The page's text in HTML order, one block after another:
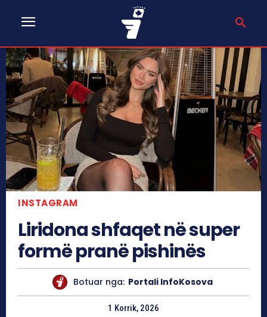
INSTAGRAM
Liridona shfaqet në super
formë pranë pishinës
Botuar nga: Portali InfoKosova
1 Korrik, 2026